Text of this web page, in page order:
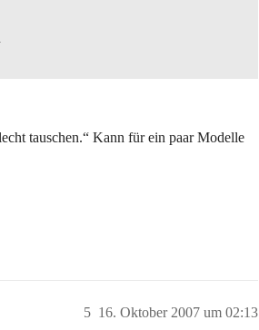
tauschen.“ Kann für ein paar Modelle
16. Oktober 2007 um 02:13
5